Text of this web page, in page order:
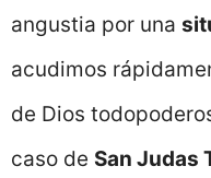
angustia por una
acudimos
de Dios
caso de San Judas